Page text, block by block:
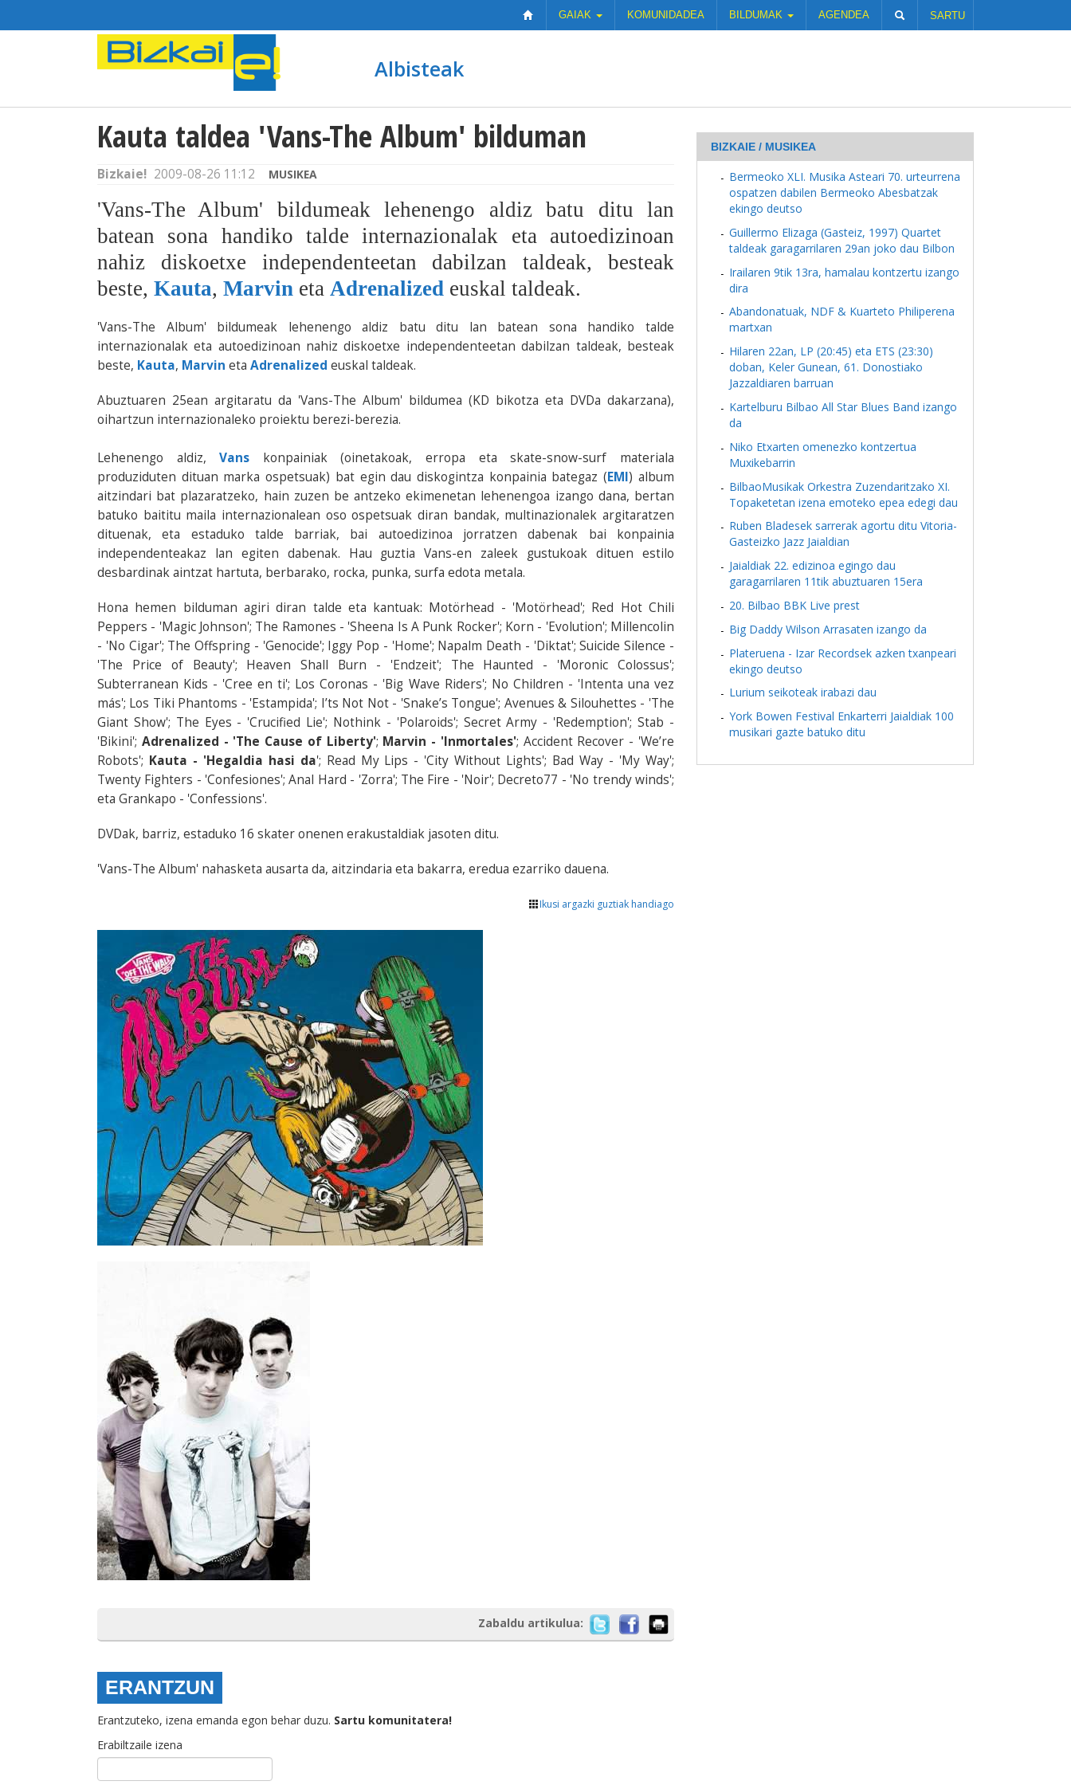
GAIAK KOMUNIDADEA BILDUMAK AGENDEA SARTU
Albisteak
Kauta taldea 'Vans-The Album' bilduman
Bizkaie! 2009-08-26 11:12 MUSIKEA
'Vans-The Album' bildumeak lehenengo aldiz batu ditu lan
batean sona handiko talde internazionalak eta autoedizinoan
nahiz diskoetxe independenteetan dabilzan taldeak, besteak
beste, Kauta, Marvin eta Adrenalized euskal taldeak.
'Vans-The Album' bildumeak lehenengo aldiz batu ditu lan batean sona handiko talde
internazionalak eta autoedizinoan nahiz diskoetxe independenteetan dabilzan taldeak, besteak
beste, Kauta, Marvin eta Adrenalized euskal taldeak.
Abuztuaren 25ean argitaratu da 'Vans-The Album' bildumea (KD bikotza eta DVDa dakarzana),
oihartzun internazionaleko proiektu berezi-berezia.
Lehenengo aldiz,Vans konpainiak (oinetakoak, erropa eta skate-snow-surf materiala
produziduten dituan marka ospetsuak) bat egin dau diskogintza konpainia bategaz (EMI) album
aitzindari bat plazaratzeko, hain zuzen be antzeko ekimenetan lehenengoa izango dana, bertan
batuko baititu maila internazionalean oso ospetsuak diran bandak, multinazionalek argitaratzen
dituenak, eta estaduko talde barriak, bai autoedizinoa jorratzen dabenak bai konpainia
independenteakaz lan egiten dabenak. Hau guztia Vans-en zaleek gustukoak dituen estilo
desbardinak aintzat hartuta, berbarako, rocka, punka, surfa edota metala.
Hona hemen bilduman agiri diran talde eta kantuak: Motörhead - 'Motörhead'; Red Hot Chili
Peppers - 'Magic Johnson'; The Ramones - 'Sheena Is A Punk Rocker'; Korn - 'Evolution'; Millencolin
- 'No Cigar'; The Offspring - 'Genocide'; Iggy Pop - 'Home'; Napalm Death - 'Diktat'; Suicide Silence -
'The Price of Beauty'; Heaven Shall Burn - 'Endzeit'; The Haunted - 'Moronic Colossus';
Subterranean Kids - 'Cree en ti'; Los Coronas - 'Big Wave Riders'; No Children - 'Intenta una vez
más'; Los Tiki Phantoms - 'Estampida'; I’ts Not Not - 'Snake’s Tongue'; Avenues & Silouhettes - 'The
Giant Show'; The Eyes - 'Crucified Lie'; Nothink - 'Polaroids'; Secret Army - 'Redemption'; Stab -
'Bikini'; Adrenalized - 'The Cause of Liberty'; Marvin - 'Inmortales'; Accident Recover - 'We’re
Robots'; Kauta - 'Hegaldia hasi da'; Read My Lips - 'City Without Lights'; Bad Way - 'My Way';
Twenty Fighters - 'Confesiones'; Anal Hard - 'Zorra'; The Fire - 'Noir'; Decreto77 - 'No trendy winds';
eta Grankapo - 'Confessions'.
DVDak, barriz, estaduko 16 skater onenen erakustaldiak jasoten ditu.
'Vans-The Album' nahasketa ausarta da, aitzindaria eta bakarra, eredua ezarriko dauena.
Ikusi argazki guztiak handiago
Zabaldu artikulua:
ERANTZUN
Erantzuteko, izena emanda egon behar duzu. Sartu komunitatera!
Erabiltzaile izena
BIZKAIE / MUSIKEA
Bermeoko XLI. Musika Asteari 70. urteurrena
ospatzen dabilen Bermeoko Abesbatzak
ekingo deutso
Guillermo Elizaga (Gasteiz, 1997) Quartet
taldeak garagarrilaren 29an joko dau Bilbon
Irailaren 9tik 13ra, hamalau kontzertu izango
dira
Abandonatuak, NDF & Kuarteto Philiperena
martxan
Hilaren 22an, LP (20:45) eta ETS (23:30)
doban, Keler Gunean, 61. Donostiako
Jazzaldiaren barruan
Kartelburu Bilbao All Star Blues Band izango
da
Niko Etxarten omenezko kontzertua
Muxikebarrin
BilbaoMusikak Orkestra Zuzendaritzako XI.
Topaketetan izena emoteko epea edegi dau
Ruben Bladesek sarrerak agortu ditu Vitoria-
Gasteizko Jazz Jaialdian
Jaialdiak 22. edizinoa egingo dau
garagarrilaren 11tik abuztuaren 15era
20. Bilbao BBK Live prest
Big Daddy Wilson Arrasaten izango da
Plateruena - Izar Recordsek azken txanpeari
ekingo deutso
Lurium seikoteak irabazi dau
York Bowen Festival Enkarterri Jaialdiak 100
musikari gazte batuko ditu